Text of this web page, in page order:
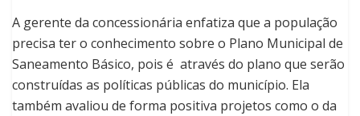
A gerente da concessionária enfatiza que a população
precisa ter o conhecimento sobre o Plano Municipal de
Saneamento Básico, pois é através do plano que serão
construídas as políticas públicas do município. Ela
também avaliou de forma positiva projetos como o da